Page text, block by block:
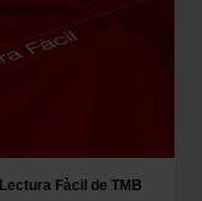
Fàcil de TMB